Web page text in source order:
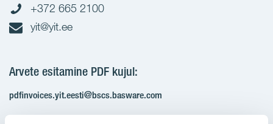
+372 665 2100
yit@yit.ee
Arvete esitamine PDF kujul:
pdfinvoices.yit.eesti@bscs.basware.com